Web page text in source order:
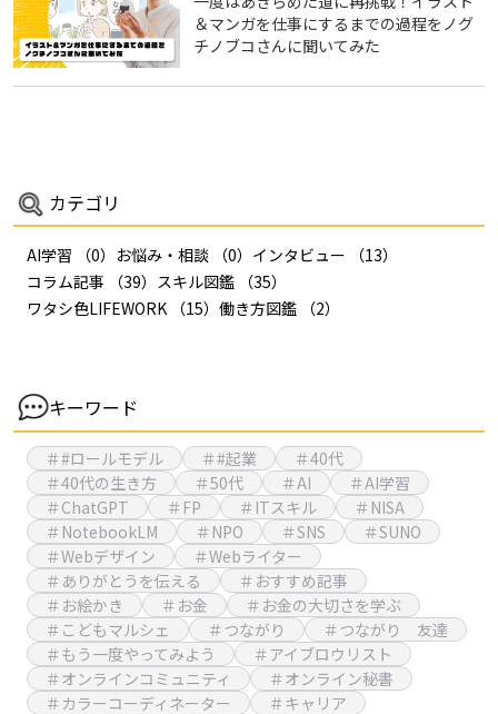
＆マンガを仕事にするまでの過程をノグ
チノブコさんに聞いてみた
カテゴリ
AI学習 （0） お悩み・相談 （0） インタビュー
（13）
コラム記事
（39） スキル図鑑
（35）
ワタシ色LIFEWORK （15） 働き方図鑑 （2）
キーワード
＃#ロールモデル ＃#起業
＃40代
＃40代の生き方
＃50代 ＃AI
＃AI学習
＃ChatGPT
＃FP ＃ITスキル
＃NISA
＃NotebookLM
＃NPO ＃SNS
＃SUNO
＃Webデザイン
＃Webライター
＃ありがとうを伝える
＃おすすめ記事
＃お絵かき
＃お金
＃お金の大切さを学ぶ
＃こどもマルシェ
＃つながり
＃つながり 友達
＃もう一度やってみよう
＃アイブロウリスト
＃オンラインコミュニティ
＃オンライン秘書
＃カラーコーディネーター
＃キャリア